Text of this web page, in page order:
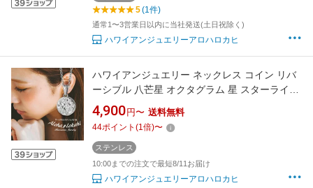
5(1件)
通常1〜3営業日以内に当社発送(土日祝除く)
ハワイアンジュエリーアロハロカヒ
ハワイアンジュエリー ネックレス コイン リバ
ーシブル 八芒星 オクタグラム 星 スターライト
羅針盤 コンパス 道しるべ サージカルステンレ
ス 金属アレルギー対応 ペンダント つけっぱな
し 錆びない アロハロカヒ ブランド 【誕生日記
念日】 父の日 ギフト プレゼント
4,900 円〜 送料無料
44ポイント (1倍)〜
ステンレス
10:00までの注文で最短8/11お届け
ハワイアンジュエリーアロハロカヒ